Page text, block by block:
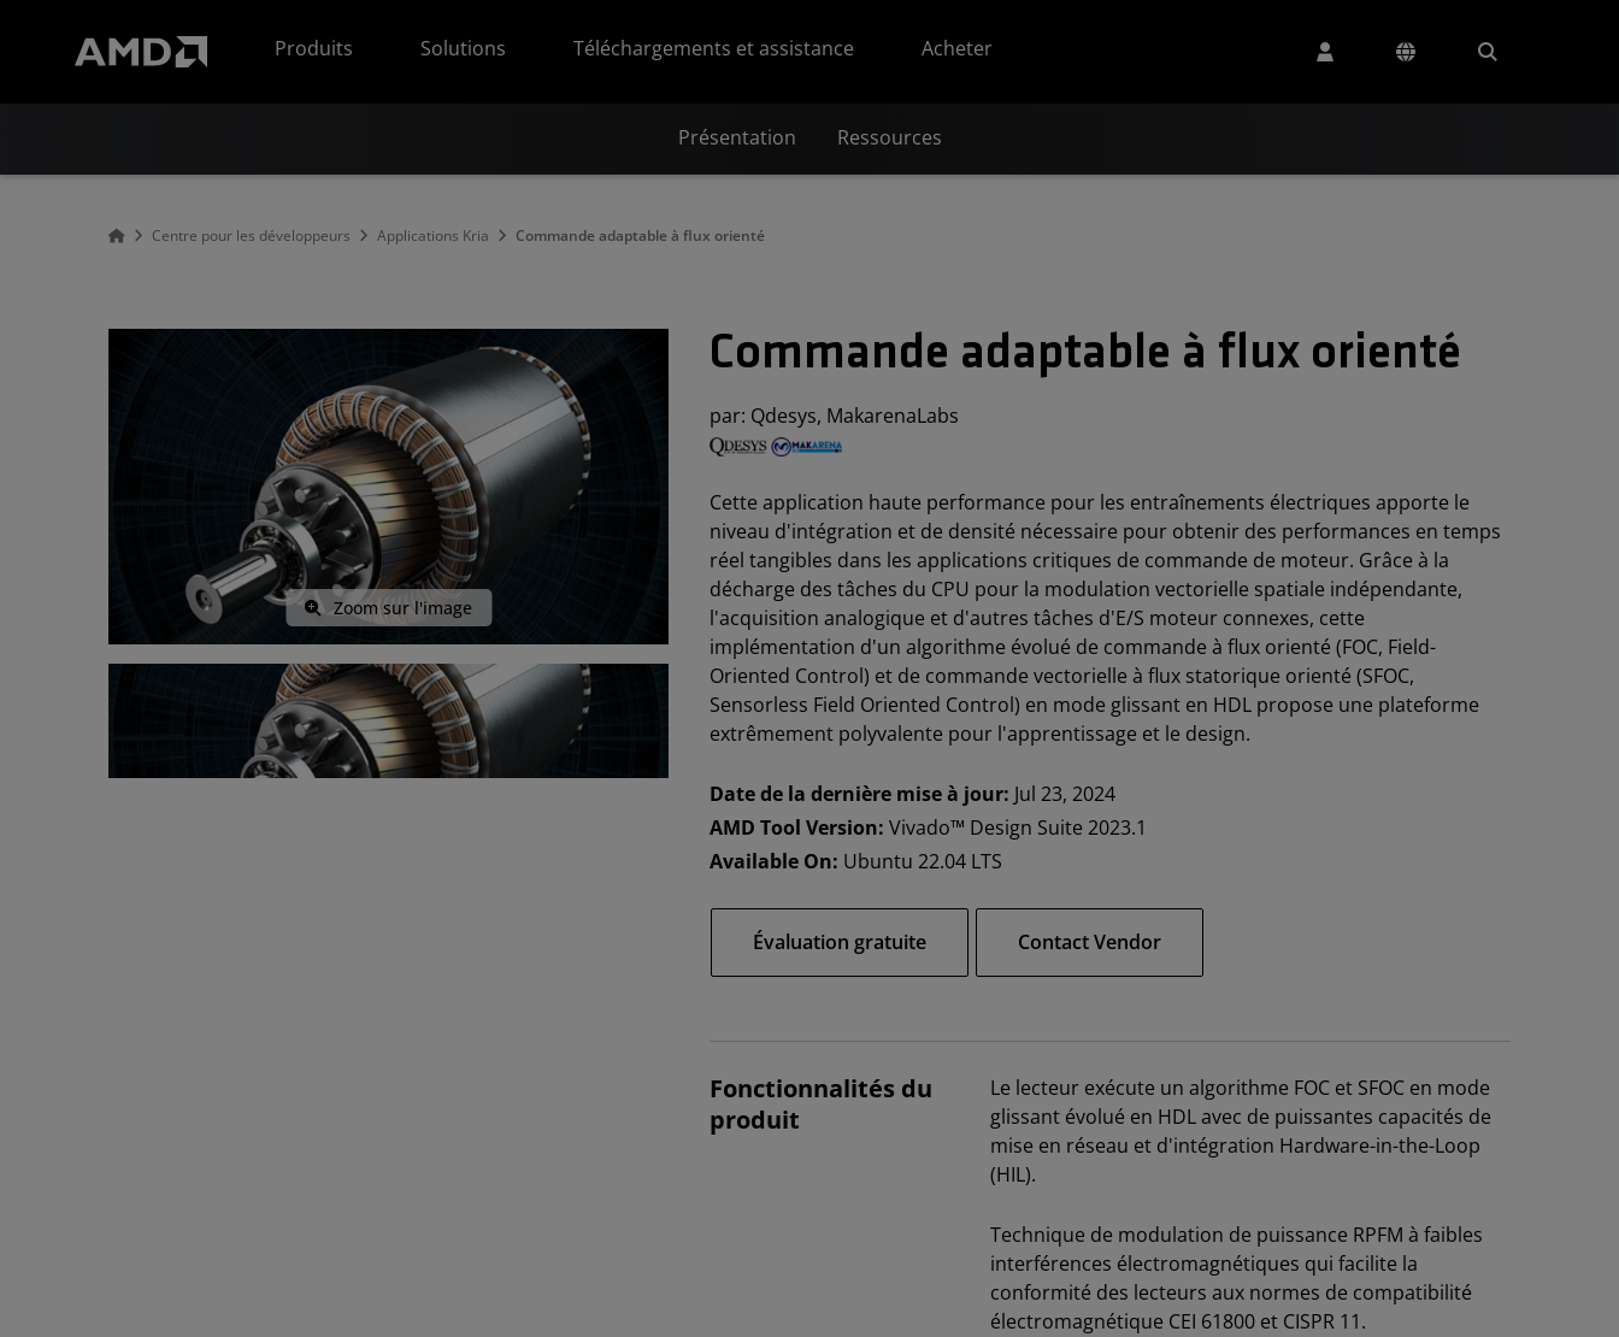
Produits
Solutions Téléchargements et assistance Acheter
Présentation Ressources
Centre pour les développeurs Applications Kria Commande adaptable à flux orienté
Zoom sur l'image
Commande adaptable à flux orienté
par: Qdesys, MakarenaLabs
Cette application haute performance pour les entraînements électriques apporte le
niveau d'intégration et de densité nécessaire pour obtenir des performances en temps
réel tangibles dans les applications critiques de commande de moteur. Grâce à la
décharge des tâches du CPU pour la modulation vectorielle spatiale indépendante,
l'acquisition analogique et d'autres tâches d'E/S moteur connexes, cette
implémentation d'un algorithme évolué de commande à flux orienté (FOC, Field-
Oriented Control) et de commande vectorielle à flux statorique orienté (SFOC,
Sensorless Field Oriented Control) en mode glissant en HDL propose une plateforme
extrêmement polyvalente pour l'apprentissage et le design.
Date de la dernière mise à jour: Jul 23, 2024
AMD Tool Version:Vivado™ Design Suite 2023.1
Available On: Ubuntu 22.04 LTS
Évaluation gratuite Contact Vendor
Fonctionnalités du
produit
Le lecteur exécute un algorithme FOC et SFOC en mode
glissant évolué en HDL avec de puissantes capacités de
mise en réseau et d'intégration Hardware-in-the-Loop
(HIL).
Technique de modulation de puissance RPFM à faibles
interférences électromagnétiques qui facilite la
conformité des lecteurs aux normes de compatibilité
électromagnétique CEI 61800 et CISPR 11.